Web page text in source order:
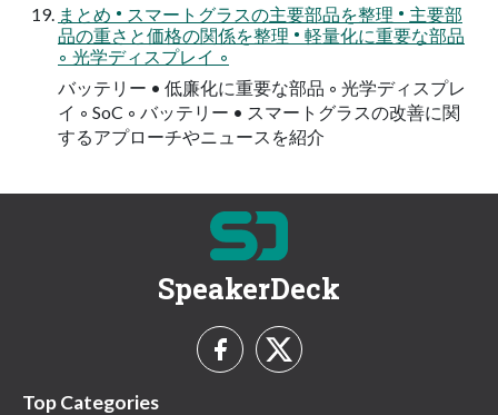
まとめ • スマートグラスの主要部品を整理 • 主要部
品の重さと価格の関係を整理 • 軽量化に重要な部品
◦ 光学ディスプレイ ◦
バッテリー • 低廉化に重要な部品 ◦ 光学ディスプレ
イ ◦ SoC ◦ バッテリー • スマートグラスの改善に関
するアプローチやニュースを紹介
SpeakerDeck
Top Categories